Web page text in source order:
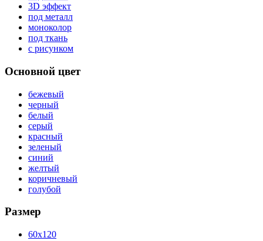
3D эффект
под металл
моноколор
под ткань
с рисунком
Основной цвет
бежевый
черный
белый
серый
красный
зеленый
синий
желтый
коричневый
голубой
Размер
60x120